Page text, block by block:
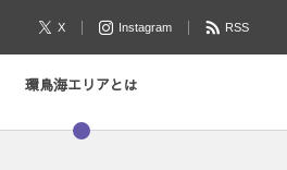
X Instagram RSS
環鳥海エリアとは